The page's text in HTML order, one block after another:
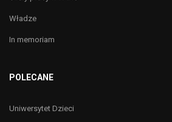
Władze
In memoriam
POLECANE
Uniwersytet Dzieci